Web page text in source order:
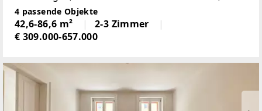
Nahversorgung sowie Kinderbetreuungs- und
Bildunseinrichtungen, welches das moderne
Wohnen mit viel Grün, Gemeinschaft
4 passende Objekte
42,6-86,6 m²
2-3 Zimmer
€ 309.000-657.000